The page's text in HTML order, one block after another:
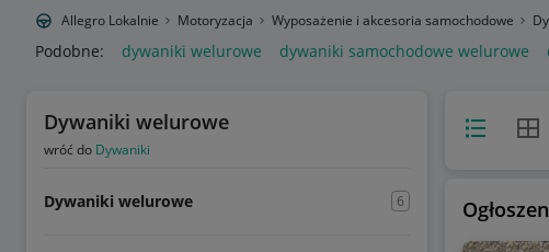
Allegro Lokalnie Motoryzacja Wyposażenie i akcesoria samochodowe
Podobne: dywaniki welurowe dywaniki samochodowe welurowe
Dywaniki welurowe
wróć do Dywaniki
Dywaniki welurowe 6
Widok listy